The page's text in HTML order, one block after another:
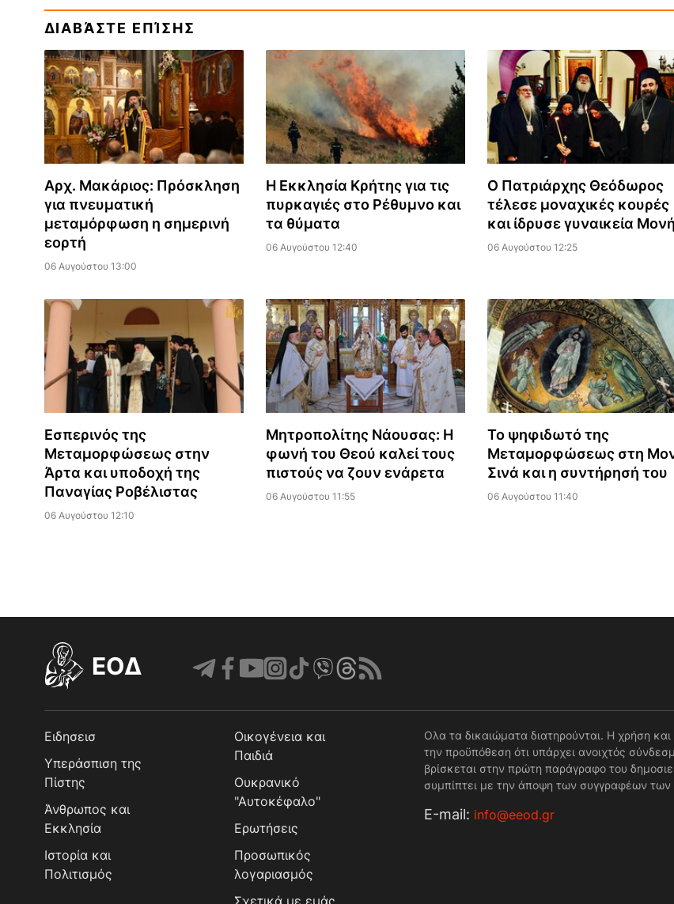
ΔΙΑΒΆΣΤΕ ΕΠΊΣΗΣ
Αρχ. Μακάριος: Πρόσκληση
για πνευματική
μεταμόρφωση η σημερινή
εορτή
06 Αυγούστου 13:00
Η Εκκλησία Κρήτης για τις
πυρκαγιές στο Ρέθυμνο και
τα θύματα
06 Αυγούστου 12:40
Ο Πατριάρχης Θεόδωρος
τέλεσε μοναχικές κουρές
και ίδρυσε γυναικεία Μονή
06 Αυγούστου 12:25
Εσπερινός της
Μεταμορφώσεως στην
Άρτα και υποδοχή της
Παναγίας Ροβέλιστας
06 Αυγούστου 12:10
Μητροπολίτης Νάουσας: Η
φωνή του Θεού καλεί τους
πιστούς να ζουν ενάρετα
06 Αυγούστου 11:55
Το ψηφιδωτό της
Μεταμορφώσεως στη
Σινά και η συντήρησή του
06 Αυγούστου 11:40
EOΔ
Ειδησεισ
Υπεράσπιση της
Πίστης
Άνθρωπος και
Εκκλησία
Ιστορία και
Πολιτισμός
Οικογένεια και
Παιδιά
Ουκρανικό
"Αυτοκέφαλο"
Ερωτήσεις
Προσωπικός
λογαριασμός
Σχετικά με εμάς
Ολα τα δικαιώματα διατηρούνται. Η χρήση
την προϋπόθεση ότι υπάρχει ανοιχτός
βρίσκεται στην πρώτη παράγραφο του
συμπίπτει με την άποψη των συγγραφέων
Е-mail: info@eeod.gr